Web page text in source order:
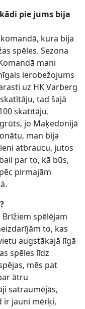
pie jums bija
kura bija
spēles. Sezona
mani
ierobežojums
uz HK Varberg
tad šajā
skatītāju.
jo Maķedonijā
man bija
atbraucu, jutos
par to, kā būs,
pirmajām
spēlējam
to, kas
augstākajā līgā
spēles līdz
mēs pat
ātru
satraumējās,
ir jauni mērķi,